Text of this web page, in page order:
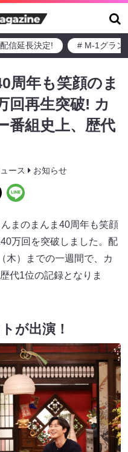
信延長決定! # M-1グラン
周年も笑顔のま
回再生突破! カ
番組史上、歴代
ース お知らせ
まのまんま40周年も笑顔
万回を突破しました。配
木）までの一週間で、カ
代1位の記録となりま
が出演！